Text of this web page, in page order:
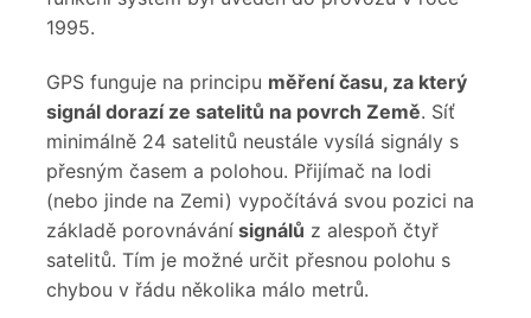
1995.
GPS funguje na principu měření času, za který
signál dorazíze satelitů na povrch Země. Síť
minimálně 24 satelitů neustále vysílá signály s
přesným časem a polohou. Přijímač na lodi
(nebo jinde na Zemi) vypočítává svou pozici na
základě porovnávání signálů z alespoň čtyř
satelitů. Tím je možné určit přesnou polohu s
chybou v řádu několika málo metrů.